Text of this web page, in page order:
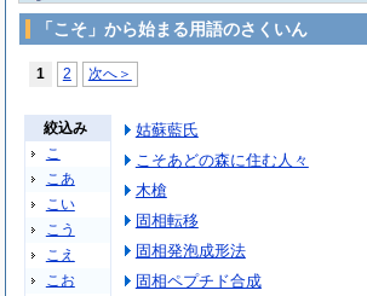
「こそ」から始まる用語のさくいん
1 2 次へ＞
絞込み
こ
こあ
こい
こう
こえ
こお
姑蘇藍氏
こそあどの森に住む人々
木槍
固相転移
固相発泡成形法
固相ペプチド合成